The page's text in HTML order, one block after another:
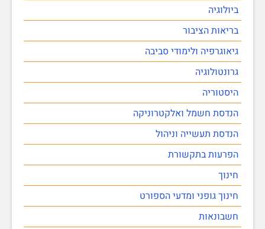
ביולוגיה
בריאות הציבור
גיאוגרפיה ולימודי סביבה
גרונטולוגיה
היסטוריה
הנדסת חשמל ואלקטרוניקה
הנדסת תעשייה וניהול
הפרעות בתקשורת
חינוך
חינוך גופני ומדעי הספורט
חשבונאות